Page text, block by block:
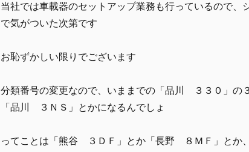
当社では車載器のセットアップ業務も行っているので、
で気がついた次第です
お恥ずかしい限りでございます
分類番号の変更なので、いままでの「品川 ３３０」
「品川 ３ＮＳ」とかになるんでしょ
ってことは「熊谷 ３ＤＦ」とか「長野 ８ＭＦ」とか